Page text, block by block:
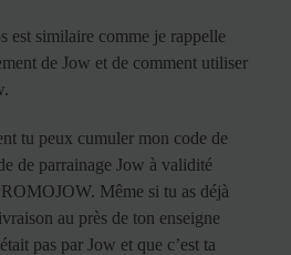
est similaire comme je rappelle
de Jow et de comment utiliser
tu peux cumuler mon code de
de parrainage Jow à validité
Même si tu as déjà
au près de ton enseigne
pas par Jow et que c’est ta